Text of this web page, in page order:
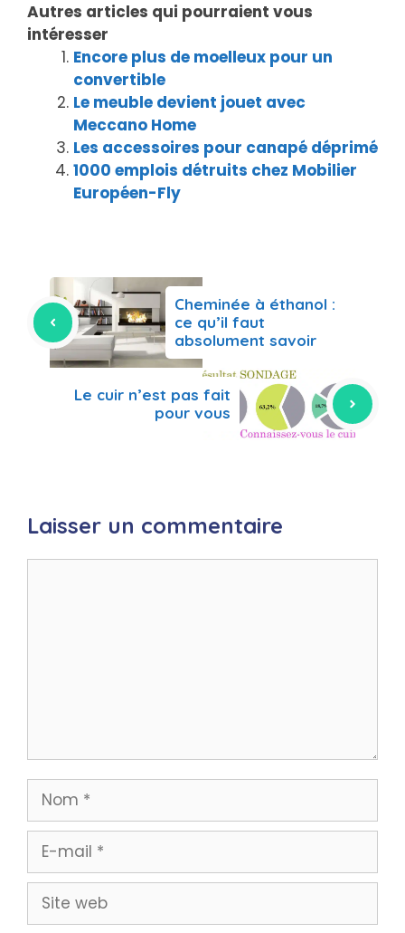
Autres articles qui pourraient vous
intéresser
Encore plus de moelleux pour un
convertible
Le meuble devient jouet avec
Meccano Home
Les accessoires pour canapé déprimé
1000 emplois détruits chez Mobilier
Européen-Fly
Cheminée à éthanol :
ce qu’il faut
absolument savoir
Le cuir n’est pas fait
pour vous
Laisser un commentaire
Nom
mail
Site
web